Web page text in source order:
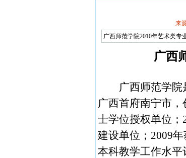
来
广西师范学院2010年艺术类专
广西
广西师范学
广西首府南宁市，
士学位授权单位；
建设单位； 2009年
本科教学工作水平